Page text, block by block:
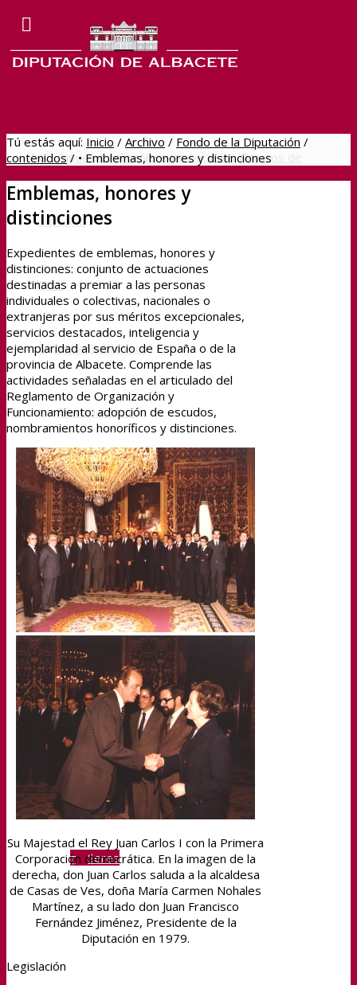
Dipualba onlineNavegar hacia los directos de
Dipualba
BOP
Sede Electrónica
Transparencia
Sedipualba
Sedipualba
Segex
Segra
Sefycu
Seface
Seres
Buscar
Tú estás aquí: Inicio / Archivo / Fondo de la Diputación /
contenidos / • Emblemas, honores y distinciones
Emblemas, honores y
distinciones
Expedientes de emblemas, honores y
distinciones: conjunto de actuaciones
destinadas a premiar a las personas
individuales o colectivas, nacionales o
extranjeras por sus méritos excepcionales,
servicios destacados, inteligencia y
ejemplaridad al servicio de España o de la
provincia de Albacete. Comprende las
actividades señaladas en el articulado del
Reglamento de Organización y
Funcionamiento: adopción de escudos,
nombramientos honoríficos y distinciones.
Su Majestad el Rey Juan Carlos I con la Primera
Corporación democrática. En la imagen de la
derecha, don Juan Carlos saluda a la alcaldesa
de Casas de Ves, doña María Carmen Nohales
Martínez, a su lado don Juan Francisco
Fernández Jiménez, Presidente de la
Diputación en 1979.
Legislación